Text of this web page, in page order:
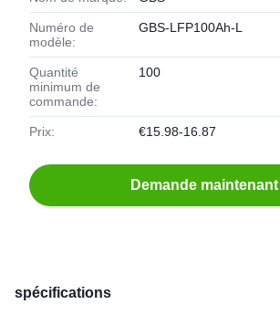
Numéro de
modèle:
GBS-LFP100Ah-L
Quantité
minimum de
commande:
100
Prix: €15.98-16.87
Demande maintenant
spécifications